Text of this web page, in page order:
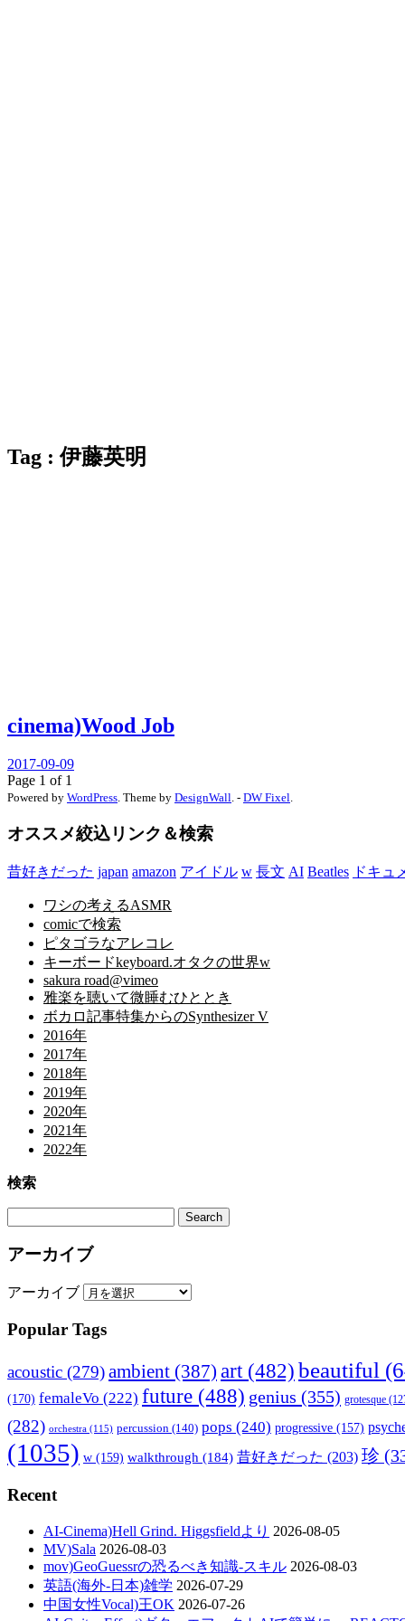
Tag : 伊藤英明
cinema)Wood Job
2017-09-09
Page 1 of 1
Powered by WordPress. Theme by DesignWall. - DW Fixel.
オススメ絞込リンク＆検索
昔好きだった japan amazon アイドル w 長文 AI Beatles ドキュ
ワシの考えるASMR
comicで検索
ピタゴラなアレコレ
キーボードkeyboard.オタクの世界w
sakura road@vimeo
雅楽を聴いて微睡むひととき
ボカロ記事特集からのSynthesizer V
2016年
2017年
2018年
2019年
2020年
2021年
2022年
検索
アーカイブ
アーカイブ
Popular Tags
acoustic (279)ambient (387) art (482) beautiful
(170) femaleVo (222) future (488) genius (355) grotesque
(282) orchestra (115) percussion (140) pops (240) progressive (157)
(1035) w (159) walkthrough (184) 昔好きだった (203) 珍
Recent
AI-Cinema)Hell Grind. Higgsfieldより 2026-08-05
MV)Sala 2026-08-03
mov)GeoGuessrの恐るべき知識-スキル 2026-08-03
英語(海外-日本)雑学 2026-07-29
中国女性Vocal)王OK 2026-07-26